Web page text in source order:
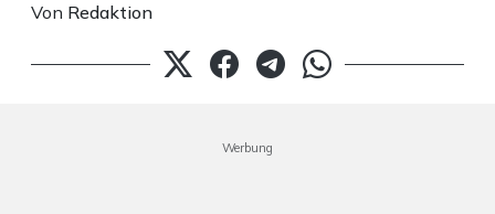
Von Redaktion
Werbung